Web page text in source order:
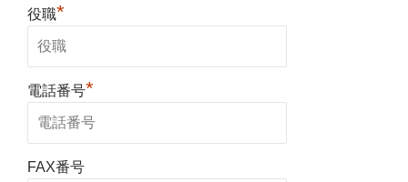
役職*
電話番号*
FAX番号